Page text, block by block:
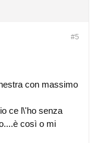
#5
con massimo
ce l\'ho senza
così o mi